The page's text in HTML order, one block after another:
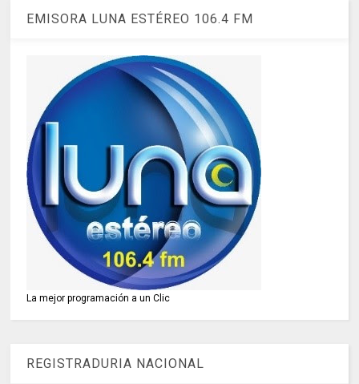
EMISORA LUNA ESTÉREO 106.4 FM
La mejor programación a un Clic
REGISTRADURIA NACIONAL